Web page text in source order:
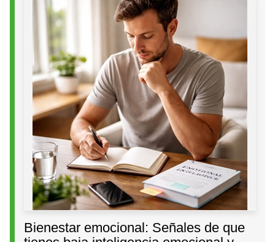
Bienestar emocional: Señales de que